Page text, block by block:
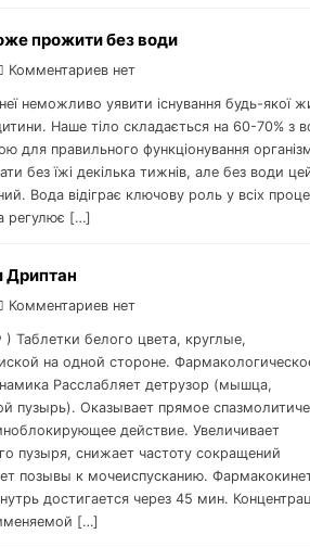
прожити без води
Комментариев нет
неможливо уявити існування будь-якої
Наше тіло складається на 60-70% з
для правильного функціонування
без їжі декілька тижнів, але без води
Вода відіграє ключову роль у всіх
регулює […]
Дриптан
Комментариев нет
Таблетки белого цвета, круглые,
на одной стороне.
Расслабляет детрузор (мышца,
пузырь). Оказывает прямое
действие. Увеличивает
пузыря, снижает частоту сокращений
позывы к мочеиспусканию.
достигается через 45 мин.
[…]